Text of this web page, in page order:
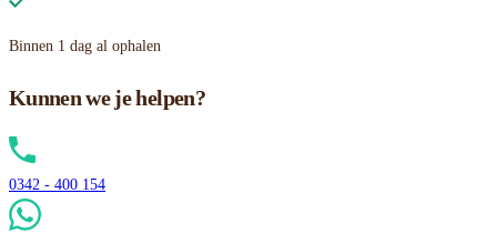
Binnen 1 dag al ophalen
Kunnen we je helpen?
0342 - 400 154